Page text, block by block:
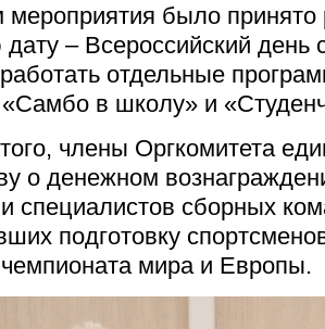
мероприятия было принято
– Всероссийский день
отдельные
в школу» и
члены Оргкомитета
о денежном
специалистов сборных
подготовку
мира и Европы.